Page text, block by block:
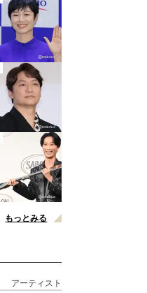
もっとみる
アーティスト